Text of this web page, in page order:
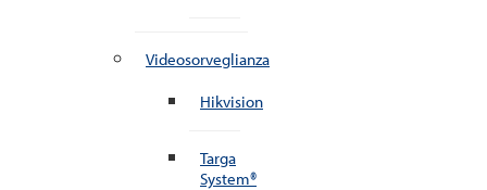
Videosorveglianza
Hikvision
Targa
System®